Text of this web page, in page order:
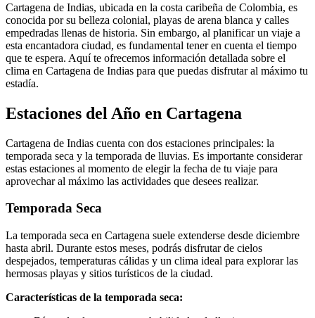
Cartagena de Indias, ubicada en la costa caribeña de Colombia, es
conocida por su belleza colonial, playas de arena blanca y calles
empedradas llenas de historia. Sin embargo, al planificar un viaje a
esta encantadora ciudad, es fundamental tener en cuenta el tiempo
que te espera. Aquí te ofrecemos información detallada sobre el
clima en Cartagena de Indias para que puedas disfrutar al máximo tu
estadía.
Estaciones del Año en Cartagena
Cartagena de Indias cuenta con dos estaciones principales: la
temporada seca y la temporada de lluvias. Es importante considerar
estas estaciones al momento de elegir la fecha de tu viaje para
aprovechar al máximo las actividades que desees realizar.
Temporada Seca
La temporada seca en Cartagena suele extenderse desde diciembre
hasta abril. Durante estos meses, podrás disfrutar de cielos
despejados, temperaturas cálidas y un clima ideal para explorar las
hermosas playas y sitios turísticos de la ciudad.
Características de la temporada seca: